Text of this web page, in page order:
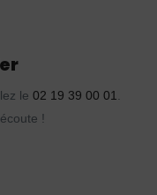
le 02 19 39 00 01.
!